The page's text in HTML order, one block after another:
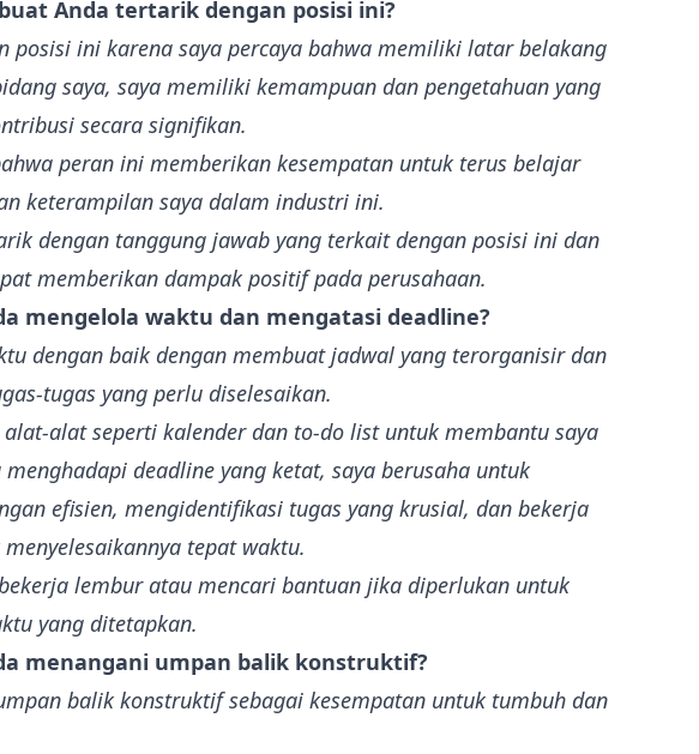
Anda tertarik dengan posisi ini?
posisi ini karena saya percaya bahwa memiliki latar belakang
saya, saya memiliki kemampuan dan pengetahuan yang
secara signifikan.
peran ini memberikan kesempatan untuk terus belajar
keterampilan saya dalam industri ini.
dengan tanggung jawab yang terkait dengan posisi ini dan
memberikan dampak positif pada perusahaan.
mengelola waktu dan mengatasi deadline?
dengan baik dengan membuat jadwal yang terorganisir dan
tugas yang perlu diselesaikan.
alat-alat seperti kalender dan to-do list untuk membantu saya
deadline yang ketat, saya berusaha untuk
efisien, mengidentifikasi tugas yang krusial, dan bekerja
tepat waktu.
lembur atau mencari bantuan jika diperlukan untuk
yang ditetapkan.
menangani umpan balik konstruktif?
balik konstruktif sebagai kesempatan untuk tumbuh dan